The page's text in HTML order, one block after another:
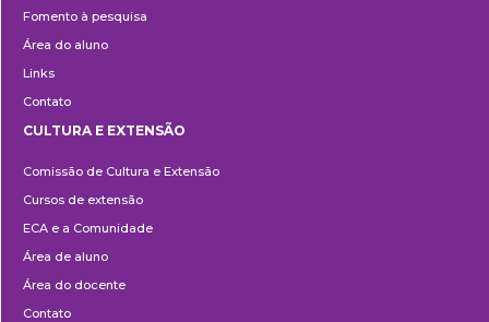
Fomento à pesquisa
Área do aluno
Links
Contato
e
Extensão
CULTURA E EXTENSÃO
Comissão de Cultura e Extensão
Cursos de extensão
ECA e a Comunidade
Área de aluno
Área do docente
Contato